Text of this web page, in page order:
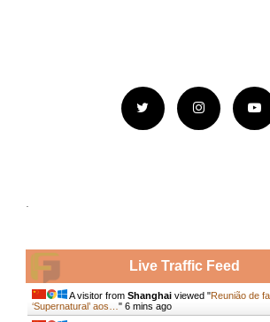
Live Traffic Feed
A visitor from Shanghaiviewed "Reunião de
‘Supernatural’ aos… " 6 mins ago